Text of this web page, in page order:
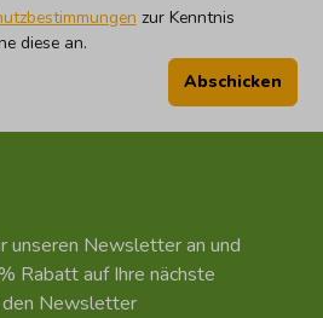
zur Kenntnis
diese an.
Abschicken
unseren Newsletter an und
Rabatt auf Ihre nächste
den Newsletter